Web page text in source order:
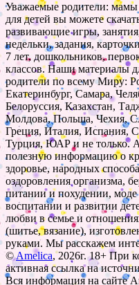
Уважаемые родители:
для детей вы можете
развивающие игры,
недельки, задания,
7 лет, дошкольников,
классов. Наши материалы
родители по всему Миру:
Екатеринбург, Самара,
Белоруссия, Казахстан,
Молдова, Польша, Чехия,
Греция, Италия, Испания,
Турция, ЮАР и не только.
полезную информацию о
здоровье, народных
оздоровления организма,
питании и похудении,
воспитании и развитии
любви в семье и
(шитье, вязание),
руками. Мы расскажем
©Amelica, 2026г. 18+ При
активная ссылка на
Вся информация на сайте